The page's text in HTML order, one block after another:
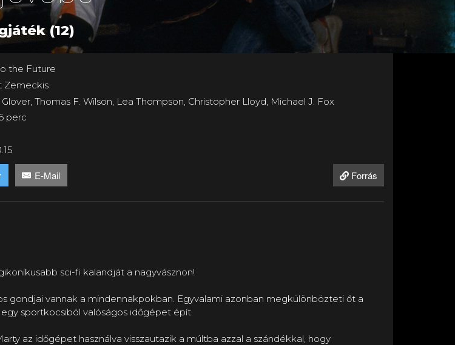
(12)
the Future
Zemeckis
Glover, Thomas F. Wilson, Lea Thompson, Christopher Lloyd, Michael J. Fox
perc
E-Mail Forrás
sci-fi kalandját a nagyvásznon!
gondjai vannak a mindennakpokban. Egyvalami azonban megkülönbözteti őt a
sportkocsiból valóságos időgépet épít.
az időgépet használva visszautazik a múltba azzal a szándékkal, hogy